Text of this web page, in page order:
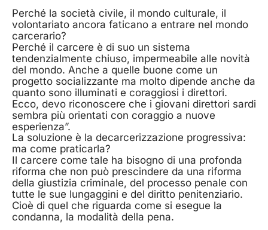
Perché la società civile, il mondo culturale, il
volontariato ancora faticano a entrare nel mondo
carcerario?
Perché il carcere è di suo un sistema
tendenzialmente chiuso, impermeabile alle novità
del mondo. Anche a quelle buone come un
progetto socializzante ma molto dipende anche da
quanto sono illuminati e coraggiosi i direttori.
Ecco, devo riconoscere che i giovani direttori sardi
sembra più orientati con coraggio a nuove
esperienza”.
La soluzione è la decarcerizzazione progressiva:
ma come praticarla?
Il carcere come tale ha bisogno di una profonda
riforma che non può prescindere da una riforma
della giustizia criminale, del processo penale con
tutte le sue lungaggini e del diritto penitenziario.
Cioè di quel che riguarda come si esegue la
condanna, la modalità della pena.